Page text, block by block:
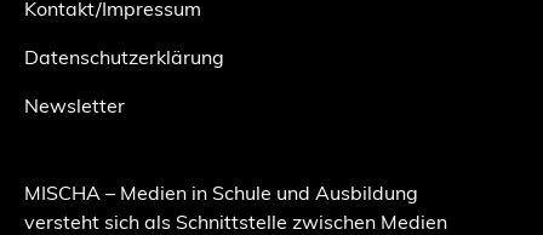
Kontakt/Impressum
Datenschutzerklärung
Newsletter
MISCHA – Medien in Schule und Ausbildung
versteht sich als Schnittstelle zwischen Medien